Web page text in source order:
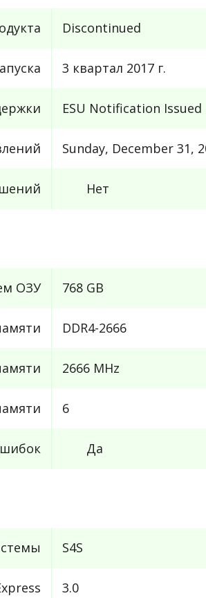
Discontinued
3 квартал 2017 г.
ESU Notification Issued
Sunday, December 31,
Нет
ОЗУ 768 GB
DDR4-2666
2666 MHz
6
Да
S4S
3.0